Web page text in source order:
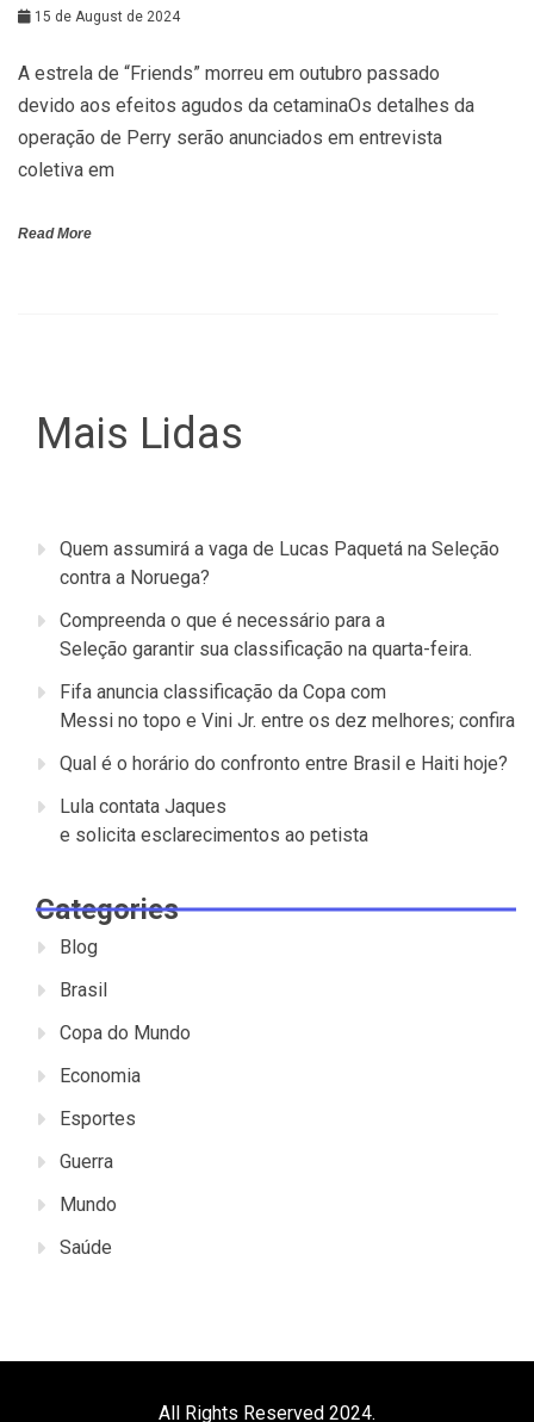
15 de August de 2024
A estrela de “Friends” morreu em outubro passado
devido aos efeitos agudos da cetaminaOs detalhes da
operação de Perry serão anunciados em entrevista
coletiva em
Read More
Mais Lidas
Quem assumirá a vaga de Lucas Paquetá na Seleção
contra a Noruega?
Compreenda o que é necessário para a
Seleção garantir sua classificação na quarta-feira.
Fifa anuncia classificação da Copa com
Messi no topo e Vini Jr. entre os dez melhores; confira
Qual é o horário do confronto entre Brasil e Haiti hoje?
Lula contata Jaques
e solicita esclarecimentos ao petista
Categories
Blog
Brasil
Copa do Mundo
Economia
Esportes
Guerra
Mundo
Saúde
All Rights Reserved 2024.